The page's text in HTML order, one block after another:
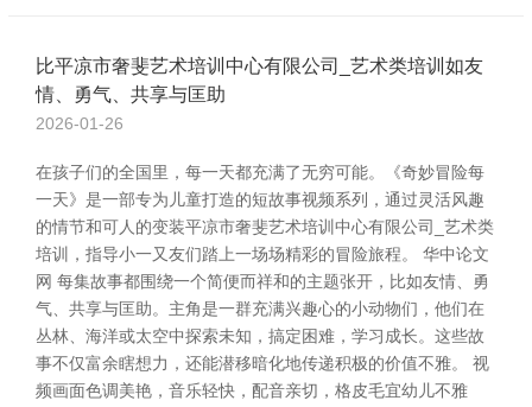
比平凉市奢斐艺术培训中心有限公司_艺术类培训如友
情、勇气、共享与匡助
2026-01-26
在孩子们的全国里，每一天都充满了无穷可能。《奇妙冒险每
一天》是一部专为儿童打造的短故事视频系列，通过灵活风趣
的情节和可人的变装平凉市奢斐艺术培训中心有限公司_艺术类
培训，指导小一又友们踏上一场场精彩的冒险旅程。 华中论文
网 每集故事都围绕一个简便而祥和的主题张开，比如友情、勇
气、共享与匡助。主角是一群充满兴趣心的小动物们，他们在
丛林、海洋或太空中探索未知，搞定困难，学习成长。这些故
事不仅富余瞎想力，还能潜移暗化地传递积极的价值不雅。 视
频画面色调美艳，音乐轻快，配音亲切，格皮毛宜幼儿不雅